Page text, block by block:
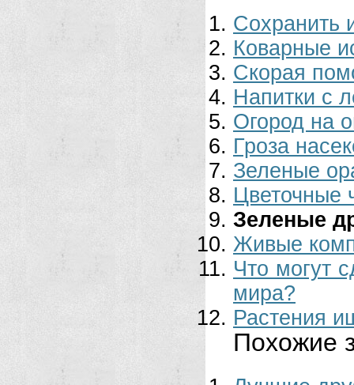
Сохранить
Коварные
Скорая
Напитки с
Огород на
Гроза
Зеленые
Цветочные
Зеленые
Живые
Что могут
мира?
Растения
Похожие